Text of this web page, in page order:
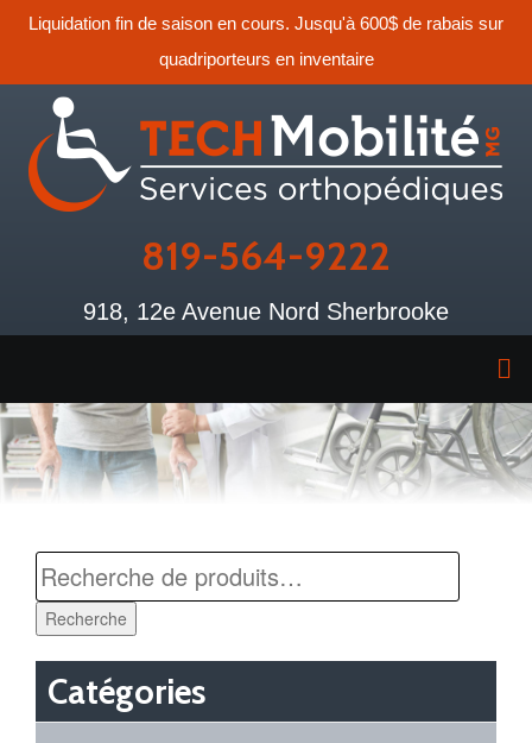
Liquidation fin de saison en cours. Jusqu'à 600$ de rabais sur
quadriporteurs en inventaire
819-564-9222
918, 12e Avenue Nord Sherbrooke
Recherche
Catégories